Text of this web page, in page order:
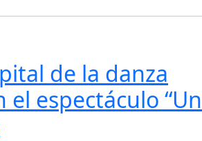
de la danza
espectáculo